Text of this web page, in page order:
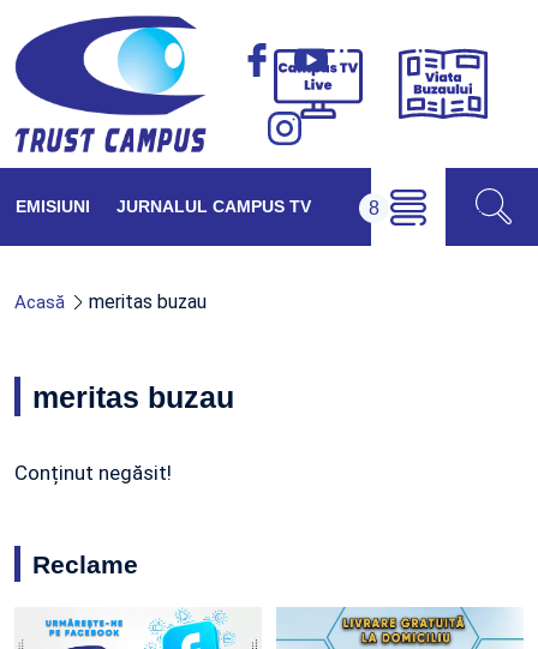
Campus
Viața
EMISIUNI JURNALUL CAMPUS TV
Acasă meritas buzau
meritas buzau
Conținut negăsit!
Reclame